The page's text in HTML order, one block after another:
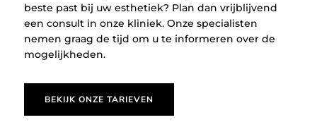
beste past bij uw esthetiek? Plan dan vrijblijvend
een consult in onze kliniek. Onze specialisten
nemen graag de tijd om u te informeren over de
mogelijkheden.
BEKIJK ONZE TARIEVEN